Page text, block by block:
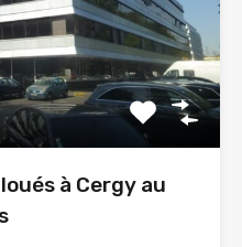
à Cergy au